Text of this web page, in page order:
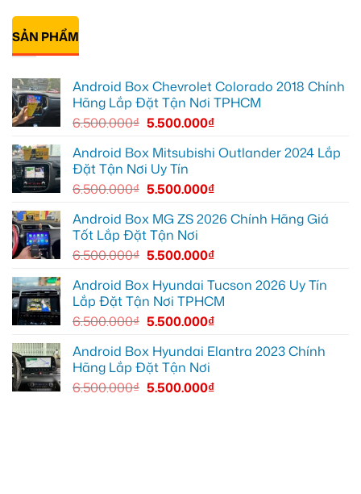
Đức
cần
ánh
sáng
Suzuki
XL7
tại
ghi
mọi
cung
Android
Box
cho
tại
Quận
xem
có
luận
ở
Anh
Android
box
Geely
EX2
Quận
Gò
Vấp
xem
dẫn
đường
SẢN PHẨM
Android Box Chevrolet Colorado 2018 Chính
Hãng Lắp Đặt Tận Nơi TPHCM
6.500.000₫ 5.500.000₫
Android Box Mitsubishi Outlander 2024 Lắp
Đặt Tận Nơi Uy Tín
6.500.000₫ 5.500.000₫
Android Box MG ZS 2026 Chính Hãng Giá
Tốt Lắp Đặt Tận Nơi
6.500.000₫ 5.500.000₫
Android Box Hyundai Tucson 2026 Uy Tín
Lắp Đặt Tận Nơi TPHCM
6.500.000₫ 5.500.000₫
Android Box Hyundai Elantra 2023 Chính
Hãng Lắp Đặt Tận Nơi
6.500.000₫ 5.500.000₫